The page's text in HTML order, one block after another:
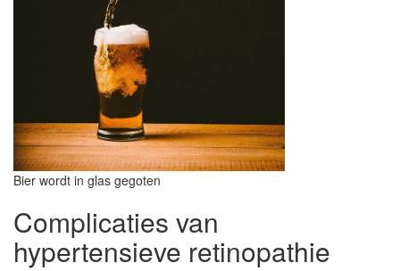
Bier wordt in glas gegoten
Complicaties van
hypertensieve retinopathie